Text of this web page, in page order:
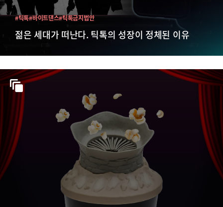
젊은 세대가 떠난다. 틱톡의 성장이 정체된 이유
#틱톡#바이트댄스#틱톡금지법안